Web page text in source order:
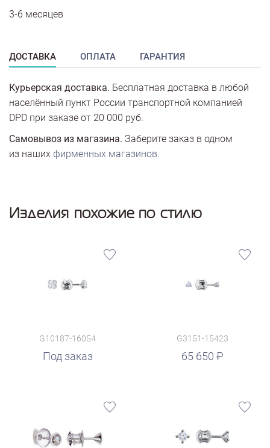
3-6 месяцев
ДОСТАВКА ОПЛАТА ГАРАНТИЯ
Курьерская доставка. Бесплатная доставка в любой
населённый пункт России транспортной компанией
DPD при заказе от 20 000 руб.
Самовывоз из магазина. Заберите заказ в одном
из наших фирменных магазинов.
Изделия похожие по стилю
G10187-16054
Под заказ
G3151-15423
65 650
руб.